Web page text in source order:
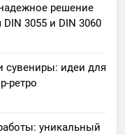
решение
3055 и DIN 3060
сувениры: идеи для
ретро
уникальный